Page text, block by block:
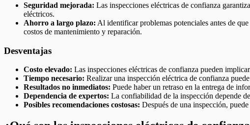
Seguridad mejorada: Las inspecciones eléctricas de confianza
eléctricos.
Ahorro a largo plazo: Al identificar problemas potenciales antes de
costos de mantenimiento y reparación.
Desventajas
Costo elevado: Las inspecciones eléctricas de confianza pueden
Tiempo necesario: Realizar una inspección eléctrica de confianza
Resultados no inmediatos: Puede haber un retraso en la entrega de
Dependencia de expertos: La confiabilidad de la inspección depende
Posibles recomendaciones costosas: Después de una inspección,